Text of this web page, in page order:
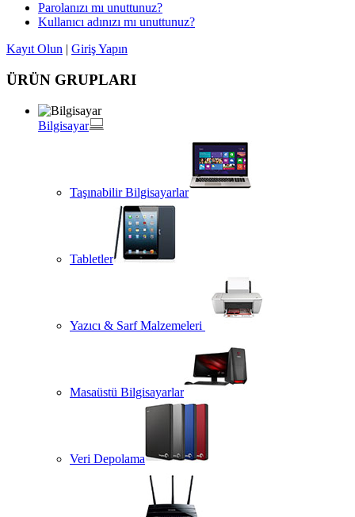
Parolanızı mı unuttunuz?
Kullanıcı adınızı mı unuttunuz?
Kayıt Olun | Giriş Yapın
ÜRÜN GRUPLARI
Bilgisayar
Taşınabilir Bilgisayarlar
Tabletler
Yazıcı & Sarf Malzemeleri
Masaüstü Bilgisayarlar
Veri Depolama